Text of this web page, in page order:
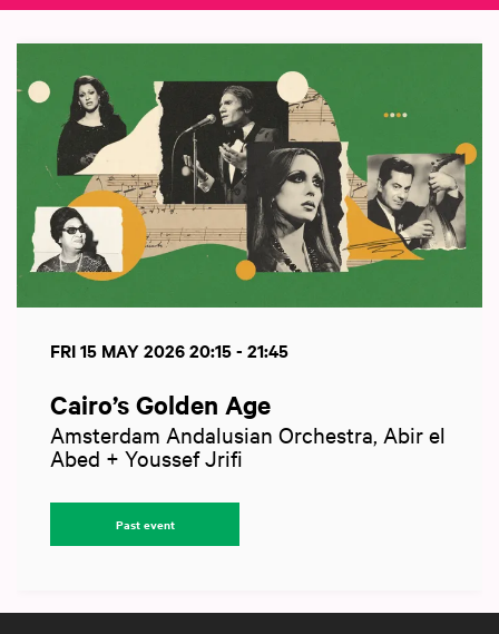
Cairo’s Golden Age
Amsterdam Andalusian Orchestra, Abir el
Abed + Youssef Jrifi
FRI 15 MAY 202620:15 - 21:45
Past event